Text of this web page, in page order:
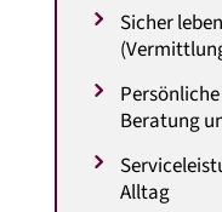
Sicher
Beratung
Alltag